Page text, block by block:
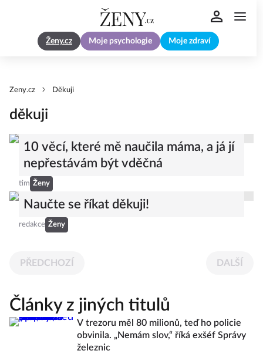
Ženy.cz Moje psychologie Moje zdraví
Zeny.cz Děkuji
děkuji
10 věcí, které mě naučila máma, a já jí
nepřestávám být vděčná
tim Ženy
Naučte se říkat děkuji!
redakce Ženy
PŘEDCHOZÍ DALŠÍ
Články z jiných titulů
V trezoru měl 80 milionů, teď ho policie
obvinila. „Nemám slov,“ říká exšéf Správy
železnic